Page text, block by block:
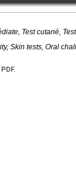
Test cutané,
Skin tests, Oral